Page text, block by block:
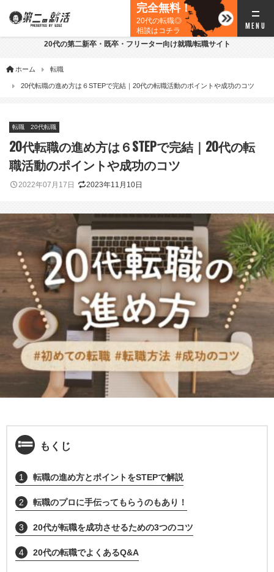
完全無料！
20代の転職◎
相談はコチラ
20代の第二新卒・既卒・フリーター向け就職/転職サイト
ホーム 転職
20代転職の進め方は６STEPで完結｜20代の転職活動のポイントや成功のコツ
転職 20代転職
20代転職の進め方は６STEPで完結｜20代の転
職活動のポイントや成功のコツ
2022年07月17日 2023年11月10日
もくじ
1 転職の進め方とポイントをSTEPで解説
2 転職のプロに手伝ってもらうのもあり！
3 20代が転職を成功させるための3つのコツ
4 20代の転職でよくあるQ&A